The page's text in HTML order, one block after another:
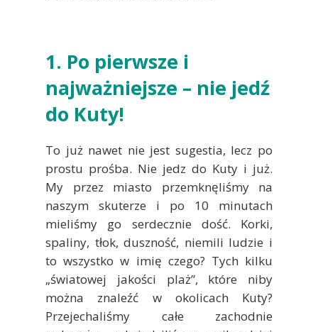
1. Po pierwsze i
najważniejsze – nie jedź
do Kuty!
To już nawet nie jest sugestia, lecz po
prostu prośba. Nie jedz do Kuty i już.
My przez miasto przemknęliśmy na
naszym skuterze i po 10 minutach
mieliśmy go serdecznie dość. Korki,
spaliny, tłok, duszność, niemili ludzie i
to wszystko w imię czego? Tych kilku
„światowej jakości plaż”, które niby
można znaleźć w okolicach Kuty?
Przejechaliśmy całe zachodnie